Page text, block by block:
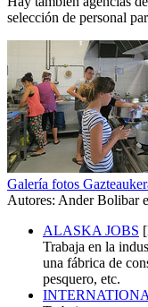
selección de personal
Galería fotos
Autores: Ander Bolibar
ALASKA JOBS
Trabaja en la
una fábrica de
pesquero, etc.